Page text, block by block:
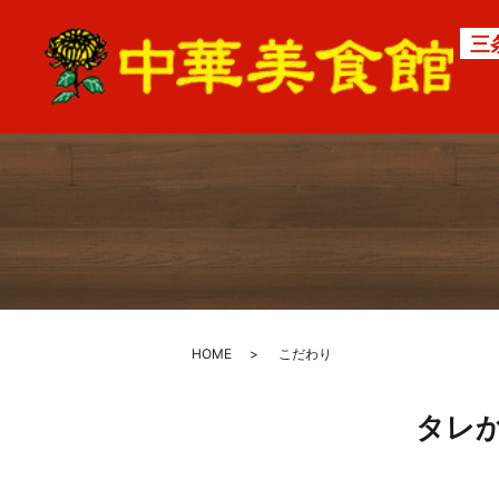
三
HOME こだわり
タレ